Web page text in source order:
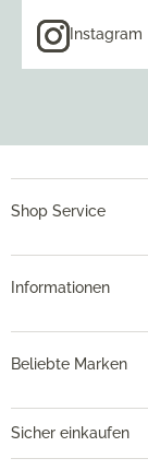
Instagram
Shop Service
Informationen
Beliebte Marken
Sicher einkaufen